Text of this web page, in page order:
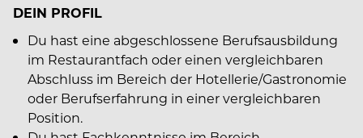
DEIN PROFIL
Du hast eine abgeschlossene Berufsausbildung
im Restaurantfach oder einen vergleichbaren
Abschluss im Bereich der Hotellerie/Gastronomie
oder Berufserfahrung in einer vergleichbaren
Position.